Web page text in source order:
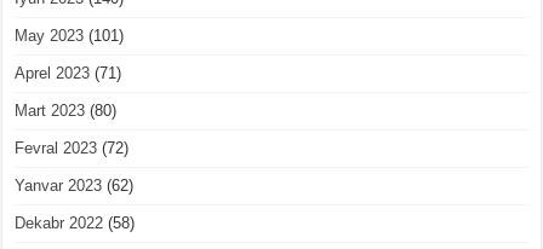
May 2023 (101)
Aprel 2023 (71)
Mart 2023 (80)
Fevral 2023 (72)
Yanvar 2023 (62)
Dekabr 2022 (58)